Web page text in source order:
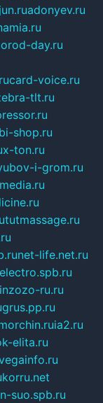
adonyev.ru
day.ru
card-voice.ru
tlt.ru
shop.ru
x-ton.ru
i-grom.ru
tutmassage.ru
net-life.net.ru
ru.ru
ia2.ru
elita.ru
korru.net
suo.spb.ru